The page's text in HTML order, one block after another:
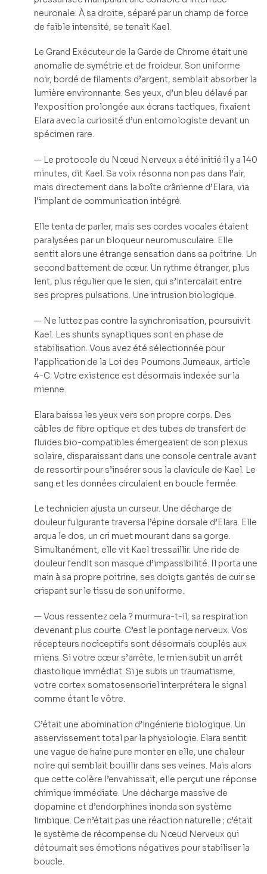
neuronale. À sa droite, séparé par un champ de force
de faible intensité, se tenait Kael.
Le Grand Exécuteur de la Garde de Chrome était une
anomalie de symétrie et de froideur. Son uniforme
noir, bordé de filaments d’argent, semblait absorber la
lumière environnante. Ses yeux, d’un bleu délavé par
l’exposition prolongée aux écrans tactiques, fixaient
Elara avec la curiosité d’un entomologiste devant un
spécimen rare.
— Le protocole du Nœud Nerveux a été initié il y a 140
minutes, dit Kael. Sa voix résonna non pas dans l’air,
mais directement dans la boîte crânienne d’Elara, via
l’implant de communication intégré.
Elle tenta de parler, mais ses cordes vocales étaient
paralysées par un bloqueur neuromusculaire. Elle
sentit alors une étrange sensation dans sa poitrine. Un
second battement de cœur. Un rythme étranger, plus
lent, plus régulier que le sien, qui s’intercalait entre
ses propres pulsations. Une intrusion biologique.
— Ne luttez pas contre la synchronisation, poursuivit
Kael. Les shunts synaptiques sont en phase de
stabilisation. Vous avez été sélectionnée pour
l’application de la Loi des Poumons Jumeaux, article
4-C. Votre existence est désormais indexée sur la
mienne.
Elara baissa les yeux vers son propre corps. Des
câbles de fibre optique et des tubes de transfert de
fluides bio-compatibles émergeaient de son plexus
solaire, disparaissant dans une console centrale avant
de ressortir pour s’insérer sous la clavicule de Kael. Le
sang et les données circulaient en boucle fermée.
Le technicien ajusta un curseur. Une décharge de
douleur fulgurante traversa l’épine dorsale d’Elara. Elle
arqua le dos, un cri muet mourant dans sa gorge.
Simultanément, elle vit Kael tressaillir. Une ride de
douleur fendit son masque d’impassibilité. Il porta une
main à sa propre poitrine, ses doigts gantés de cuir se
crispant sur le tissu de son uniforme.
— Vous ressentez cela ? murmura-t-il, sa respiration
devenant plus courte. C’est le pontage nerveux. Vos
récepteurs nociceptifs sont désormais couplés aux
miens. Si votre cœur s’arrête, le mien subit un arrêt
diastolique immédiat. Si je subis un traumatisme,
votre cortex somatosensoriel interprétera le signal
comme étant le vôtre.
C’était une abomination d’ingénierie biologique. Un
asservissement total par la physiologie. Elara sentit
une vague de haine pure monter en elle, une chaleur
noire qui semblait bouillir dans ses veines. Mais alors
que cette colère l’envahissait, elle perçut une réponse
chimique immédiate. Une décharge massive de
dopamine et d’endorphines inonda son système
limbique. Ce n’était pas une réaction naturelle ; c’était
le système de récompense du Nœud Nerveux qui
détournait ses émotions négatives pour stabiliser la
boucle.